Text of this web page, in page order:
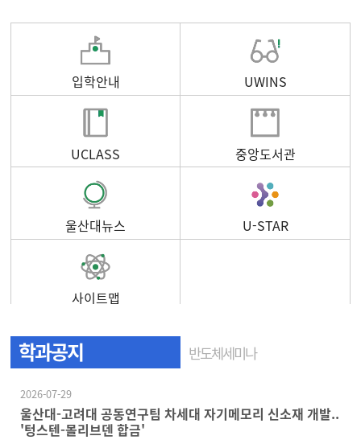
입학안내 UWINS
UCLASS 중앙도서관
울산대뉴스 U-STAR
사이트맵
학과공지 반도체세미나
2026-07-29
울산대-고려대 공동연구팀 차세대 자기메모리 신소재 개발..
'텅스텐-몰리브덴 합금'